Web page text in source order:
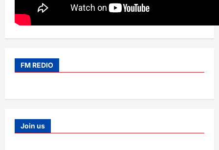
FM REDIO
Join us